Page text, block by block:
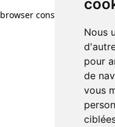
Nous
pour
de
vous
browser console for more